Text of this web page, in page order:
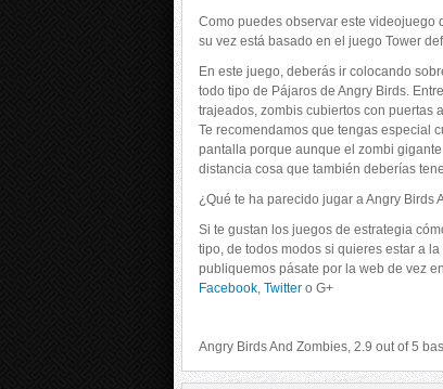
Como puedes observar este videojuego
su vez está basado en el juego Tower
En este juego, deberás ir colocando
todo tipo de Pájaros de Angry Birds.
trajeados, zombis cubiertos con puertas
Te recomendamos que tengas especial
pantalla porque aunque el zombi
distancia cosa que también deberías
¿Qué te ha parecido jugar a Angry Birds
Si te gustan los juegos de estrategia
tipo, de todos modos si quieres estar a
publiquemos pásate por la web de vez
Facebook, Twitter o G+
Angry Birds And Zombies, 2.9 out of5